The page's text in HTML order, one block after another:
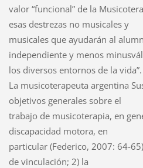
valor “funcional” de la
esas destrezas no musicales y
musicales que ayudarán al
independiente y menos
los diversos entornos de la vida”.
La musicoterapeuta argentina
objetivos generales sobre el
trabajo de musicoterapia, en
discapacidad motora, en
particular (Federico, 2007: 64-
de vinculación; 2) la